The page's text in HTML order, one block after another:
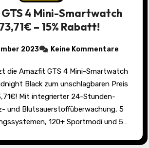
4 Mini-Smartwatch
– 15% Rabatt!
2023 Keine Kommentare
Black zum unschlagbaren Preis
Mit integrierter 24-Stunden-
und Blutsauerstoffüberwachung, 5
120+ Sportmodi und 5…